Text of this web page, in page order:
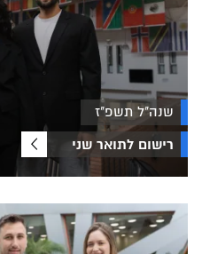
שנה"ל תשפ"ז
רישום לתואר שני